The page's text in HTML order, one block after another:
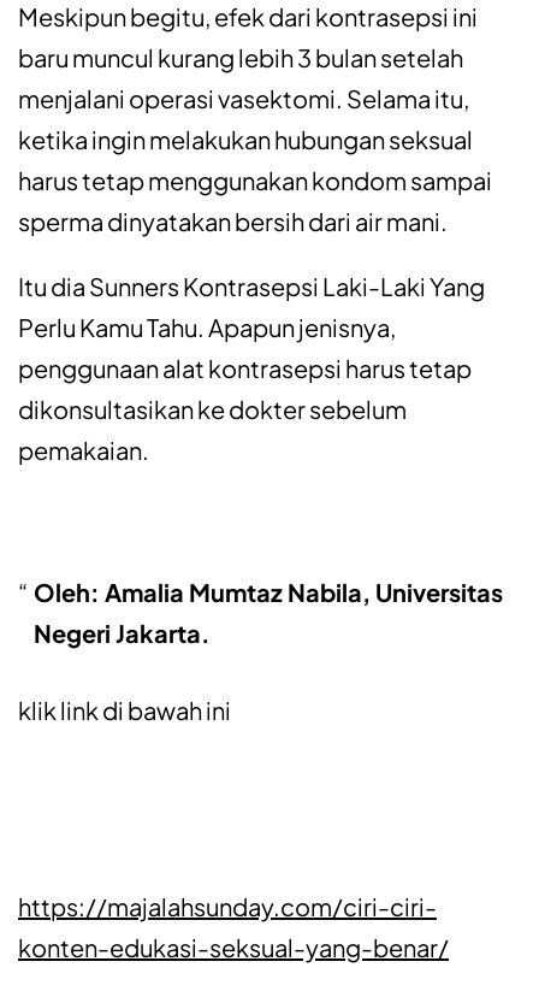
Meskipun begitu, efek dari kontrasepsi ini
baru muncul kurang lebih 3 bulan setelah
menjalani operasi vasektomi. Selama itu,
ketika ingin melakukan hubungan seksual
harus tetap menggunakan kondom sampai
sperma dinyatakan bersih dari air mani.
Itu dia Sunners Kontrasepsi Laki-Laki Yang
Perlu Kamu Tahu. Apapun jenisnya,
penggunaan alat kontrasepsi harus tetap
dikonsultasikan ke dokter sebelum
pemakaian.
Oleh: Amalia Mumtaz Nabila, Universitas
Negeri Jakarta.
klik link di bawah ini
https://majalahsunday.com/ciri-ciri-
konten-edukasi-seksual-yang-benar/